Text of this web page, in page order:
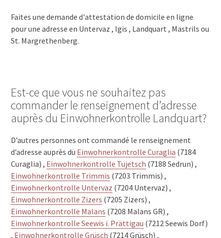
Faites une demande d'attestation de domicile en ligne
pour une adresse en Untervaz , Igis , Landquart , Mastrils ou
St. Margrethenberg.
Est-ce que vous ne souhaitez pas
commander le renseignement d’adresse
auprès du Einwohnerkontrolle Landquart?
D’autres personnes ont commandé le renseignement
d’adresse auprès du Einwohnerkontrolle Curaglia (7184
Curaglia) , Einwohnerkontrolle Tujetsch (7188 Sedrun) ,
Einwohnerkontrolle Trimmis (7203 Trimmis) ,
Einwohnerkontrolle Untervaz (7204 Untervaz) ,
Einwohnerkontrolle Zizers (7205 Zizers) ,
Einwohnerkontrolle Malans (7208 Malans GR) ,
Einwohnerkontrolle Seewis i. Prättigau (7212 Seewis Dorf)
, Einwohnerkontrolle Grüsch (7214 Grüsch) ,